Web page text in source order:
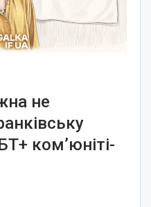
не
ком’юніті-